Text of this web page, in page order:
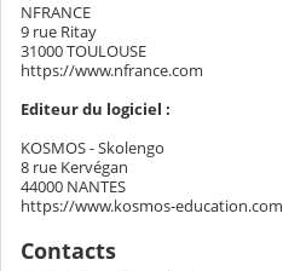
NFRANCE
9 rue Ritay
31000 TOULOUSE
https://www.nfrance.com
Editeur du logiciel :
KOSMOS - Skolengo
8 rue Kervégan
44000 NANTES
https://www.kosmos-education.com
Contacts